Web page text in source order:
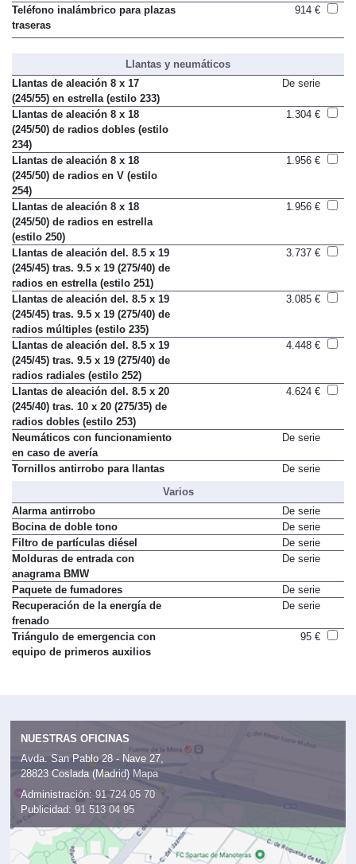
16 altavoces)
Teléfono inalámbrico para plazas
traseras
Llantas y neumáticos
Llantas de aleación 8 x 17
(245/55) en estrella (estilo 233)
Llantas de aleación 8 x 18
(245/50) de radios dobles (estilo
234)
Llantas de aleación 8 x 18
(245/50) de radios en V (estilo
254)
Llantas de aleación 8 x 18
(245/50) de radios en estrella
(estilo 250)
Llantas de aleación del. 8.5 x 19
(245/45) tras. 9.5 x 19 (275/40) de
radios en estrella (estilo 251)
Llantas de aleación del. 8.5 x 19
(245/45) tras. 9.5 x 19 (275/40) de
radios múltiples (estilo 235)
Llantas de aleación del. 8.5 x 19
(245/45) tras. 9.5 x 19 (275/40) de
radios radiales (estilo 252)
Llantas de aleación del. 8.5 x 20
(245/40) tras. 10 x 20 (275/35) de
radios dobles (estilo 253)
Neumáticos con funcionamiento
en caso de avería
Varios
Alarma antirrobo
De serie
Bocina de doble tono
De serie
Filtro de partículas diésel
De serie
Molduras de entrada con
anagrama BMW
Paquete de fumadores
De serie
Recuperación de la energía de
frenado
Triángulo de emergencia con
NUESTRAS OFICINAS
Avda. San Pablo 28 - Nave 27,
28823 Coslada (Madrid)
Mapa
Administración:91 724 05 70
Publicidad: